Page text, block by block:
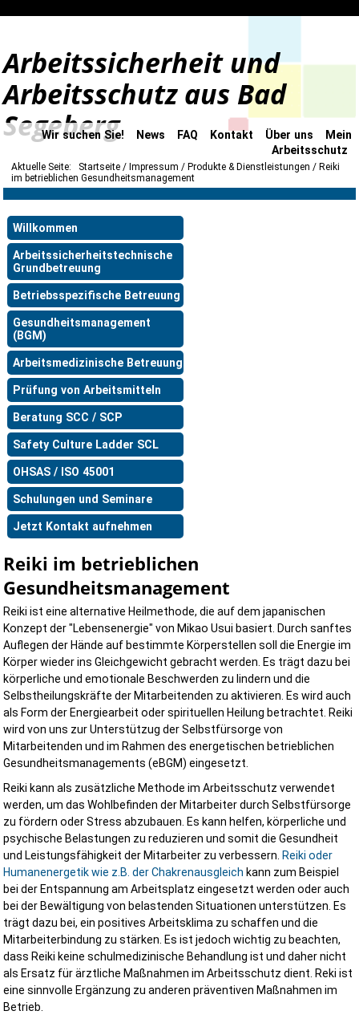
Arbeitssicherheit und
Arbeitsschutz aus Bad
Segeberg
Wir suchen Sie! News FAQ Kontakt Über uns
Mein
Arbeitsschutz
Aktuelle Seite: Startseite Impressum Produkte & Dienstleistungen
Reiki
im betrieblichen Gesundheitsmanagement
Willkommen
Arbeitssicherheitstechnische
Grundbetreuung
Betriebsspezifische Betreuung
Gesundheitsmanagement
(BGM)
Arbeitsmedizinische Betreuung
Prüfung von Arbeitsmitteln
Beratung SCC / SCP
Safety Culture Ladder SCL
OHSAS / ISO 45001
Schulungen und Seminare
Jetzt Kontakt aufnehmen
Reiki im betrieblichen
Gesundheitsmanagement
Reiki ist eine alternative Heilmethode, die auf dem japanischen
Konzept der "Lebensenergie" von Mikao Usui basiert. Durch sanftes
Auflegen der Hände auf bestimmte Körperstellen soll die Energie im
Körper wieder ins Gleichgewicht gebracht werden. Es trägt dazu bei
körperliche und emotionale Beschwerden zu lindern und die
Selbstheilungskräfte der Mitarbeitenden zu aktivieren. Es wird auch
als Form der Energiearbeit oder spirituellen Heilung betrachtet. Reiki
wird von uns zur Unterstützug der Selbstfürsorge von
Mitarbeitenden und im Rahmen des energetischen betrieblichen
Gesundheitsmanagements (eBGM) eingesetzt.
Reiki kann als zusätzliche Methode im Arbeitsschutz verwendet
werden, um das Wohlbefinden der Mitarbeiter durch Selbstfürsorge
zu fördern oder Stress abzubauen. Es kann helfen, körperliche und
psychische Belastungen zu reduzieren und somit die Gesundheit
und Leistungsfähigkeit der Mitarbeiter zu verbessern. Reiki oder
Humanenergetik wie z.B. der Chakrenausgleich kann zum Beispiel
bei der Entspannung am Arbeitsplatz eingesetzt werden oder auch
bei der Bewältigung von belastenden Situationen unterstützen. Es
trägt dazu bei, ein positives Arbeitsklima zu schaffen und die
Mitarbeiterbindung zu stärken. Es ist jedoch wichtig zu beachten,
dass Reiki keine schulmedizinische Behandlung ist und daher nicht
als Ersatz für ärztliche Maßnahmen im Arbeitsschutz dient. Reki ist
eine sinnvolle Ergänzung zu anderen präventiven Maßnahmen im
Betrieb.